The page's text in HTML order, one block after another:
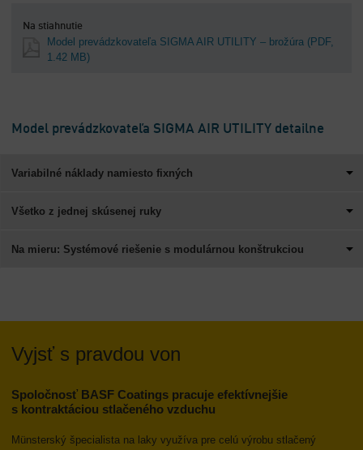
Na stiahnutie
Model prevádzkovateľa SIGMA AIR UTILITY – brožúra (PDF,
1.42 MB)
Model prevádzkovateľa SIGMA AIR UTILITY detailne
Variabilné náklady namiesto fixných
Všetko z jednej skúsenej ruky
Na mieru: Systémové riešenie s modulárnou konštrukciou
Vyjsť s pravdou von
Spoločnosť BASF Coatings pracuje efektívnejšie
s kontraktáciou stlačeného vzduchu
Münsterský špecialista na laky využíva pre celú výrobu stlačený